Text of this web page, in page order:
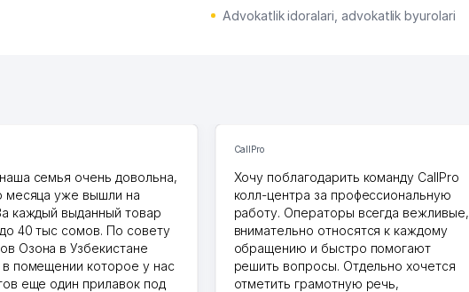
Advokatlik idoralari, advokatlik byurolari
семья очень довольна,
месяца уже вышли на
каждый выданный товар
40 тыс сомов. По совету
Озона в Узбекистане
в помещении которое у нас
еще один прилавок под
CallPro
Хочу поблагодарить команду CallPro
колл-центра за профессиональную
работу. Операторы всегда вежливые,
внимательно относятся к каждому
обращению и быстро помогают
решить вопросы. Отдельно хочется
отметить грамотную речь,